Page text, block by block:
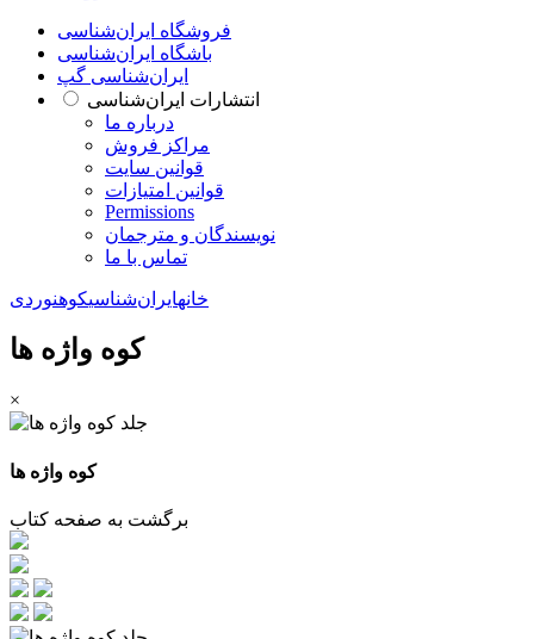
فروشگاه ایران‌شناسی
باشگاه ایران‌شناسی
ایران‌شناسی گپ
انتشارات ایران‌شناسی
درباره ما
مراکز فروش
قوانین سایت
قوانین امتیازات
Permissions
نویسندگان و مترجمان
تماس با ما
خانهایران‌شناسیکوهنوردی
کوه واژه ها
×
کوه واژه ها
برگشت به صفحه کتاب